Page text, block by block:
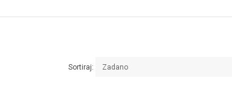
Sortiraj: